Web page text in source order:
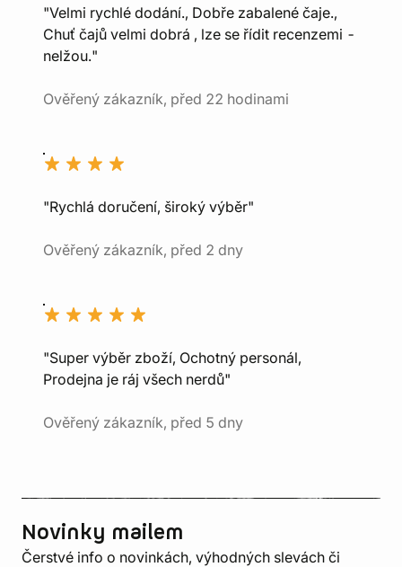
"Velmi rychlé dodání., Dobře zabalené čaje.,
Chuť čajů velmi dobrá , lze se řídit recenzemi -
nelžou."
Ověřený zákazník, před 22 hodinami
"Rychlá doručení, široký výběr"
Ověřený zákazník, před 2 dny
"Super výběr zboží, Ochotný personál,
Prodejna je ráj všech nerdů"
Ověřený zákazník, před 5 dny
Novinky mailem
Čerstvé info o novinkách, výhodných slevách či